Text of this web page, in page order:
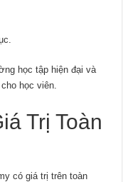
học tập hiện đại và
học viên.
Trị Toàn
có giá trị trên toàn